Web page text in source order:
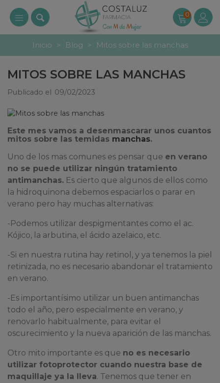
0
Inicio > Blog > Mitos sobre las manchas
MITOS SOBRE LAS MANCHAS
Publicado el 09/02/2023
Este mes vamos a desenmascarar unos cuantos
mitos sobre las temidas manchas.
Uno de los mas comunes es pensar que en verano
no se puede utilizar ningún tratamiento
antimanchas. Es cierto que algunos de ellos como
la hidroquinona debemos espaciarlos o parar en
verano pero hay muchas alternativas:
-Podemos utilizar despigmentantes como el ac.
Kójico, la arbutina, el ácido azelaico, etc.
-Si en nuestra rutina hay retinol, y ya tenemos la piel
retinizada, no es necesario abandonar el tratamiento
en verano.
-Es importantísimo utilizar un buen antimanchas
todo el año, pero especialmente en verano, y
renovarlo habitualmente, para evitar el
oscurecimiento y la nueva aparición de las manchas.
Otro mito importante es que no es necesario
utilizar fotoprotector cuando nuestra base de
maquillaje ya la lleva. Tenemos que tener en